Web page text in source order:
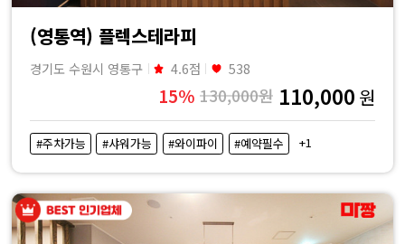
(영통역) 플렉스테라피
경기도 수원시 영통구 4.6점 538
15% 130,000원 110,000 원
#주차가능 #샤워가능 #와이파이 #예약필수 +1